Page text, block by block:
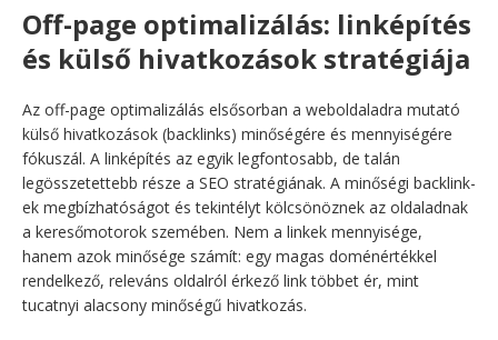
Off-page optimalizálás: linképítés
és külső hivatkozások stratégiája
Az off-page optimalizálás elsősorban a weboldaladra mutató
külső hivatkozások (backlinks) minőségére és mennyiségére
fókuszál. A linképítés az egyik legfontosabb, de talán
legösszetettebb része a SEO stratégiának. A minőségi backlink-
ek megbízhatóságot és tekintélyt kölcsönöznek az oldaladnak
a keresőmotorok szemében. Nem a linkek mennyisége,
hanem azok minősége számít: egy magas doménértékkel
rendelkező, releváns oldalról érkező link többet ér, mint
tucatnyi alacsony minőségű hivatkozás.